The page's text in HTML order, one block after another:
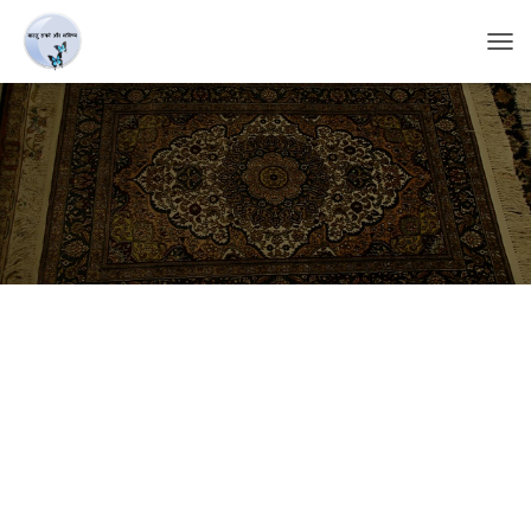
O
G
G
L
E
N
A
V
I
G